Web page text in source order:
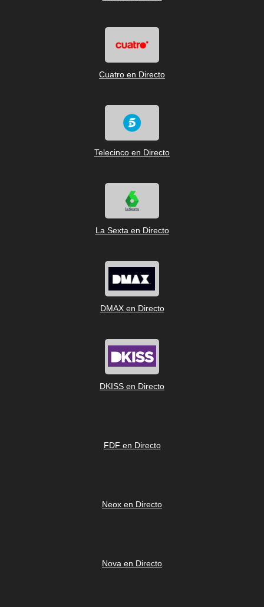
Cuatro en Directo
Telecinco en Directo
La Sexta en Directo
DMAX en Directo
DKISS en Directo
FDF en Directo
Neox en Directo
Nova en Directo